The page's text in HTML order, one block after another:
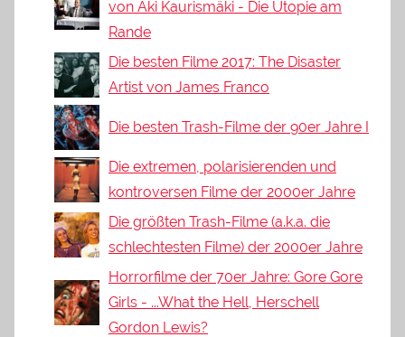
von Aki Kaurismäki - Die Utopie am
Rande
Die besten Filme 2017: The Disaster
Artist von James Franco
Die besten Trash-Filme der 90er Jahre I
Die extremen, polarisierenden und
kontroversen Filme der 2000er Jahre
Die größten Trash-Filme (a.k.a. die
schlechtesten Filme) der 2000er Jahre
Horrorfilme der 70er Jahre: Gore Gore
Girls - ...What the Hell, Herschell
Gordon Lewis?